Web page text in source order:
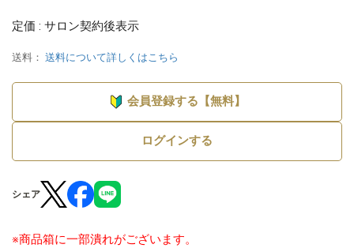
定価 : サロン契約後表示
送料： 送料について詳しくはこちら
会員登録する【無料】
ログインする
シェア
※商品箱に一部潰れがございます。